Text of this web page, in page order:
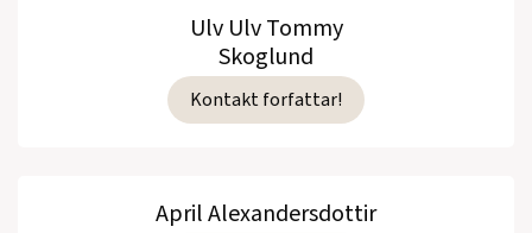
Ulv Ulv Tommy
Skoglund
Kontakt forfattar!
April Alexandersdottir